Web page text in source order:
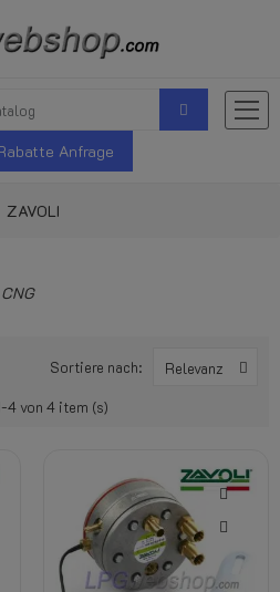
Anfrage
ZAVOLI
Sortiere nach: Relevanz
4 von 4 item (s)